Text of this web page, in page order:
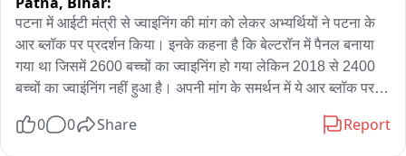
न्यायालय का रुख किया। अब अदालत ने मामले पर संज्ञान लेते हुए सलमान
खान, अलवीरा अग्निहोत्री और अन्य संबंधित प्रतिवादियों को नोटिस जारी
किया है।
पटना में आईटी मंत्री से ज्वाइनिंग की मांग को लेकर अभ्यर्थियों ने पटना के
आर ब्लॉक पर प्रदर्शन किया। इनके कहना है कि बेल्टरॉन में पैनल बनाया
गया था जिसमें 2600 बच्चों का ज्वाइनिंग हो गया लेकिन 2018 से 2400
बच्चों का ज्वाइंनिंग नहीं हुआ है। अपनी मांग के समर्थन में ये आर ब्लॉक पर
0 0 Share Report